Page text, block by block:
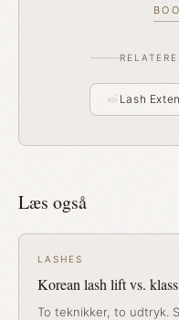
Lash
Læs også
LASHES
Korean lash lift vs.
To teknikker, to udtryk.